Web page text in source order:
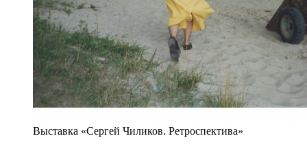
Выставка «Сергей Чиликов. Ретроспектива»